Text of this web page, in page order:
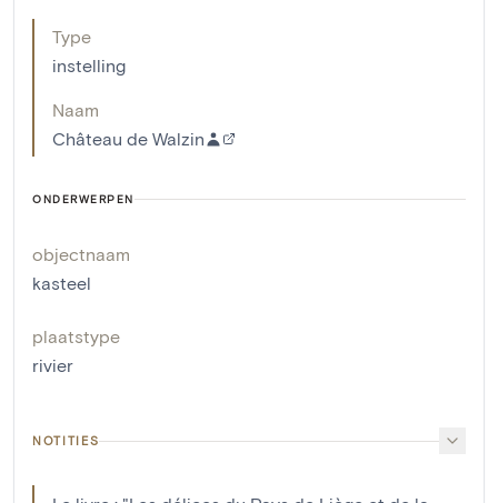
Type
instelling
Naam
Château de Walzin
ONDERWERPEN
objectnaam
kasteel
plaatstype
rivier
NOTITIES